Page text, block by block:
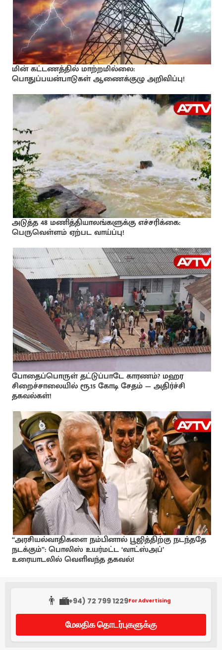
மின் கட்டணத்தில் மாற்றமில்லை:
பொதுப்பயன்பாடுகள் ஆணைக்குழு அறிவிப்பு!
அடுத்த 48 மணித்தியாலங்களுக்கு எச்சரிக்கை:
பெருவெள்ளம் ஏற்பட வாய்ப்பு!
போதைப்பொருள் தட்டுப்பாடே காரணம்? மஹர
சிறைச்சாலையில் ரூ.15 கோடி சேதம் — அதிர்ச்சி
தகவல்கள்!
“அரசியல்வாதிகளை நம்பினால் பூஜித்திற்கு நடந்ததே
நடக்கும்”: பொலிஸ் உயர்மட்ட ‘வாட்ஸ்அப்’
உரையாடலில் வெளிவந்த தகவல்!
👨‍💼(+94) 72 799 1229For Advertising
மேலதிக தொடர்புகளுக்கு